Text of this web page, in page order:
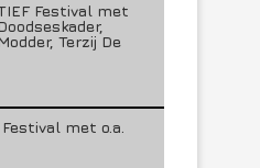
Festival met
Terzij De
met o.a.